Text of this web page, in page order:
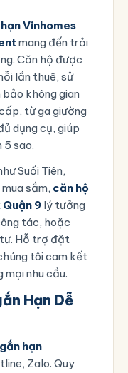
Vinhomes
mang đến trải
Căn hộ được
lần thuê, sử
không gian
từ ga giường
dụng cụ, giúp
5 sao.
Suối Tiên,
sắm, căn hộ
9 lý tưởng
tác, hoặc
tư. Hỗ trợ đặt
tôi cam kết
mọi nhu cầu.
Hạn Dễ
hạn
Zalo. Quy